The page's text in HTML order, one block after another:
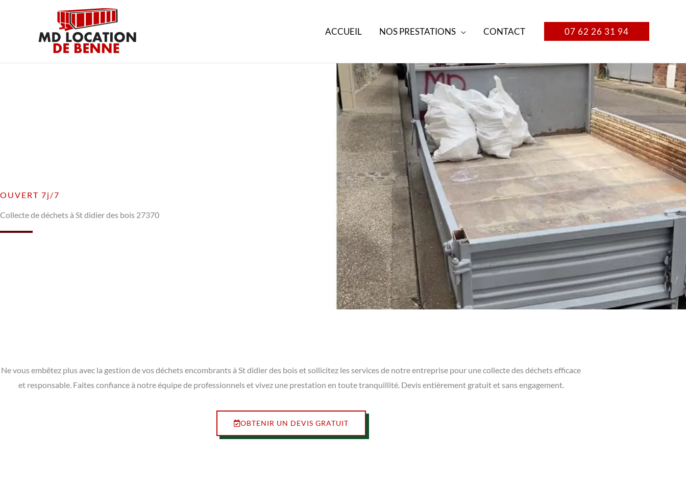
ACCUEIL NOS PRESTATIONS CONTACT 07 62 26 31 94
OUVERT 7j/7
Collecte de déchets à St didier des bois 27370
Ne vous embêtez plus avec la gestion de vos déchets encombrants à St didier des bois et sollicitez les services de notre entreprise pour une collecte des déchets efficace
et responsable. Faites confiance à notre équipe de professionnels et vivez une prestation en toute tranquillité. Devis entièrement gratuit et sans engagement.
OBTENIR UN DEVIS GRATUIT